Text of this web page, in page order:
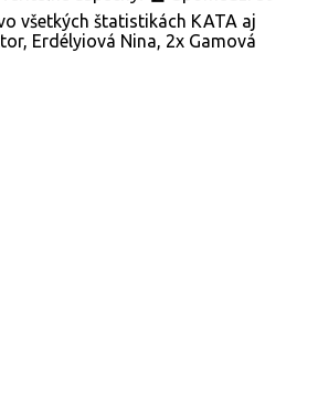
všetkých štatistikách KATA aj
Erdélyiová Nina, 2x Gamová